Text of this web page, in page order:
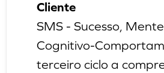
Cliente
SMS - Sucesso,
Cognitivo-
terceiro ciclo a